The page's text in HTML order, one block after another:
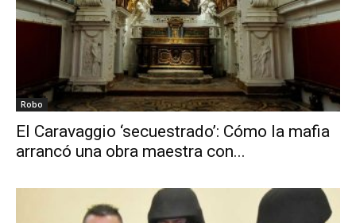
Robo
El Caravaggio ‘secuestrado’: Cómo la mafia
arrancó una obra maestra con...